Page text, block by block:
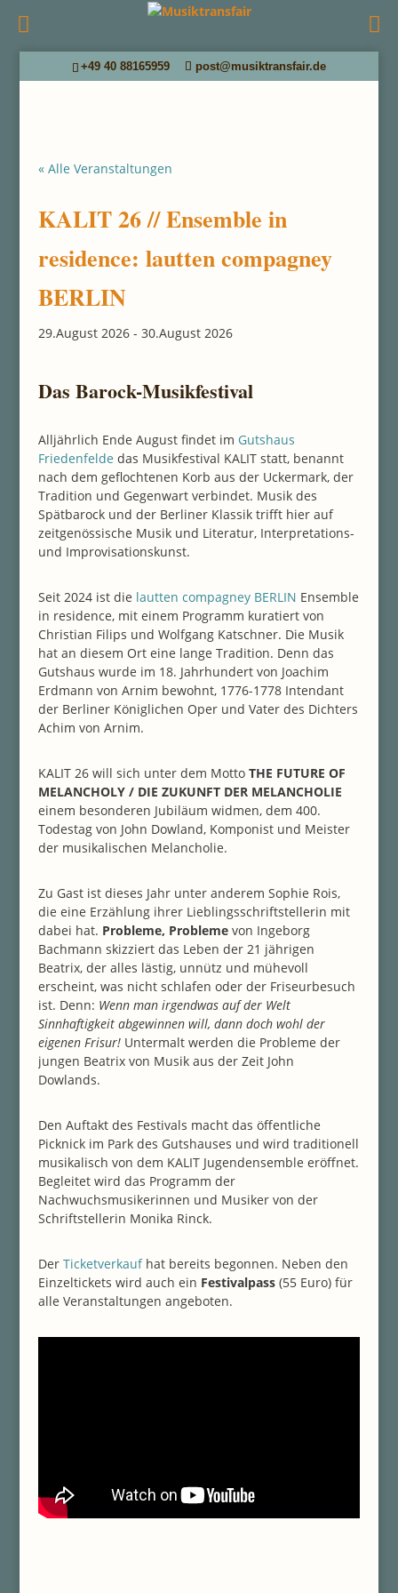
+49 40 88165959 post@musiktransfair.de
« Alle Veranstaltungen
KALIT 26 // Ensemble in
residence: lautten compagney
BERLIN
29.August 2026- 30.August 2026
Das Barock-Musikfestival
Alljährlich Ende August findet im Gutshaus
Friedenfelde das Musikfestival KALIT statt, benannt
nach dem geflochtenen Korb aus der Uckermark, der
Tradition und Gegenwart verbindet. Musik des
Spätbarock und der Berliner Klassik trifft hier auf
zeitgenössische Musik und Literatur, Interpretations-
und Improvisationskunst.
Seit 2024 ist die lautten compagney BERLIN Ensemble
in residence, mit einem Programm kuratiert von
Christian Filips und Wolfgang Katschner. Die Musik
hat an diesem Ort eine lange Tradition. Denn das
Gutshaus wurde im 18. Jahrhundert von Joachim
Erdmann von Arnim bewohnt, 1776-1778 Intendant
der Berliner Königlichen Oper und Vater des Dichters
Achim von Arnim.
KALIT 26 will sich unter dem Motto THE FUTURE OF
MELANCHOLY / DIE ZUKUNFT DER MELANCHOLIE
einem besonderen Jubiläum widmen, dem 400.
Todestag von John Dowland, Komponist und Meister
der musikalischen Melancholie.
Zu Gast ist dieses Jahr unter anderem Sophie Rois,
die eine Erzählung ihrer Lieblingsschriftstellerin mit
dabei hat. Probleme, Probleme von Ingeborg
Bachmann skizziert das Leben der 21 jährigen
Beatrix, der alles lästig, unnütz und mühevoll
erscheint, was nicht schlafen oder der Friseurbesuch
ist. Denn: Wenn man irgendwas auf der Welt
Sinnhaftigkeit abgewinnen will, dann doch wohl der
eigenen Frisur! Untermalt werden die Probleme der
jungen Beatrix von Musik aus der Zeit John
Dowlands.
Den Auftakt des Festivals macht das öffentliche
Picknick im Park des Gutshauses und wird traditionell
musikalisch von dem KALIT Jugendensemble eröffnet.
Begleitet wird das Programm der
Nachwuchsmusikerinnen und Musiker von der
Schriftstellerin Monika Rinck.
Der Ticketverkaufhat bereits begonnen. Neben den
Einzeltickets wird auch ein Festivalpass(55 Euro) für
alle Veranstaltungen angeboten.